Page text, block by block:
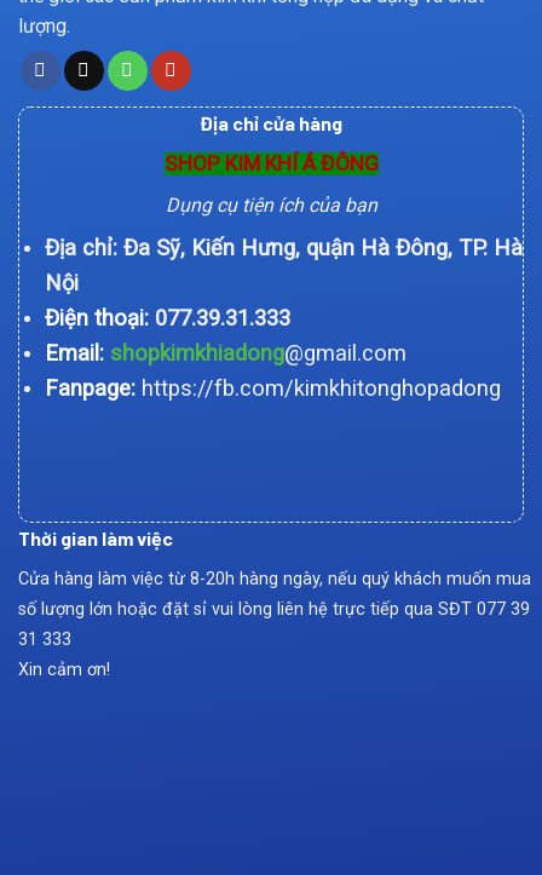
lượng.
Địa chỉ cửa hàng
SHOP KIM KHÍ Á ĐÔNG
Dụng cụ tiện ích của bạn
Địa chỉ: Đa Sỹ, Kiến Hưng, quận Hà Đông, TP. Hà
Nội
Điện thoại: 077.39.31.333
Email:shopkimkhiadong@gmail.com
Fanpage: https://fb.com/kimkhitonghopadong
Thời gian làm việc
Cửa hàng làm việc từ 8-20h hàng ngày, nếu quý khách muốn mua
số lượng lớn hoặc đặt sỉ vui lòng liên hệ trực tiếp qua SĐT 077 39
31 333
Xin cảm ơn!